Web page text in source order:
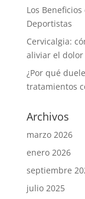
Los
Deportistas
Cervicalgia:
aliviar el
¿Por qué
tratamientos
Archivos
marzo 2026
enero 2026
septiembre
julio 2025